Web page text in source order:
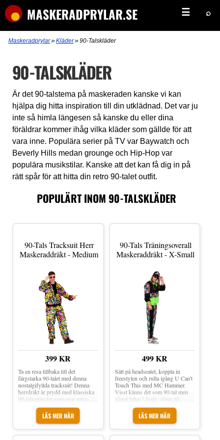
MASKERADPRYLAR.SE ☰ ⌕
Maskeradprylar»Kläder»90-Talskläder
90-TALSKLÄDER
Är det 90-talstema på maskeraden kanske vi kan
hjälpa dig hitta inspiration till din utklädnad. Det var ju
inte så himla längesen så kanske du eller dina
föräldrar kommer ihåg vilka kläder som gällde för att
vara inne. Populära serier på TV var Baywatch och
Beverly Hills medan grounge och Hip-Hop var
populära musikstilar. Kanske att det kan få dig in på
rätt spår för att hitta din retro 90-talet outfit.
POPULÄRT INOM 90-TALSKLÄDER
90-Tals Tracksuit Herr
Maskeraddräkt - Medium
399 KR
LÄS MER HÄR
Ta en resa tillbaka till det
färgstarka 90-talet med denna
nostalgifyllda tracksuit! Denna
herrdräkt är prydd med klassiska
90-talsmönster som osar retro-
former och vibbar av MTV-
generationen! 90-tals Tracksuit
Herr Maskeraddräkt är en snygg
90-Tals Träningsoverall
Maskeraddräkt - X-Small
499 KR
LÄS MER HÄR
Sätt på headseatet, koppla in
freestylen och rulla igång U Can't
Touch This med MC Hammer.
Visst känns det som 90-tal men
något fattas? Juste, släng på
träningsbyxorna och på med
guldkedjorna. Sådär! Nu är du
mer än redo för 90-talstemat - för